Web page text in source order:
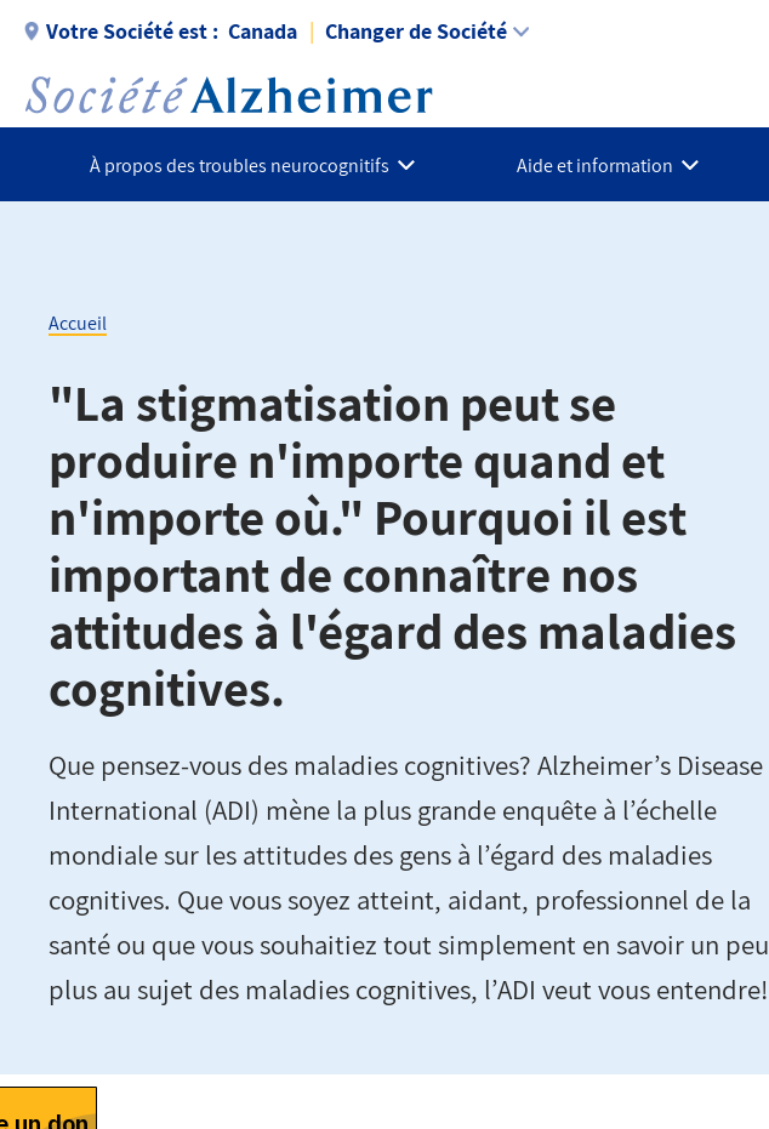
contenu
principal
Votre Société est : Canada Changer de Société
À propos des troubles neurocognitifs Aide et information
Fil
d'Ariane
Accueil
"La stigmatisation peut se
produire n'importe quand et
n'importe où." Pourquoi il est
important de connaître nos
attitudes à l'égard des maladies
cognitives.
Que pensez-vous des maladies cognitives? Alzheimer’s Disease
International (ADI) mène la plus grande enquête à l’échelle
mondiale sur les attitudes des gens à l’égard des maladies
cognitives. Que vous soyez atteint, aidant, professionnel de la
santé ou que vous souhaitiez tout simplement en savoir un peu
plus au sujet des maladies cognitives, l’ADI veut vous entendre!